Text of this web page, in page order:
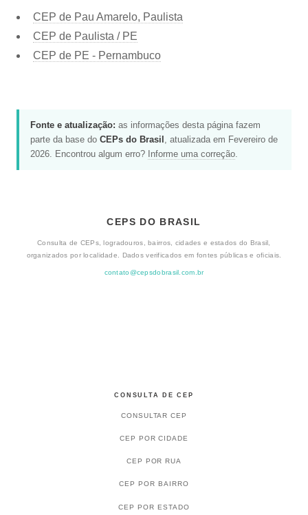
CEP de Pau Amarelo, Paulista
CEP de Paulista / PE
CEP de PE - Pernambuco
Fonte e atualização: as informações desta página fazem
parte da base do CEPs do Brasil , atualizada em Fevereiro de
2026. Encontrou algum erro? Informe uma correção.
CEPS DO BRASIL
Consulta de CEPs, logradouros, bairros, cidades e estados do Brasil,
organizados por localidade. Dados verificados em fontes públicas e oficiais.
contato@cepsdobrasil.com.br
CONSULTA DE CEP
CONSULTAR CEP
CEP POR CIDADE
CEP POR RUA
CEP POR BAIRRO
CEP POR ESTADO